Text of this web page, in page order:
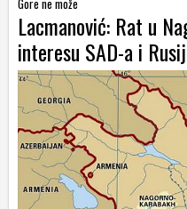
Lacmanović: Rat u
interesu SAD-a i